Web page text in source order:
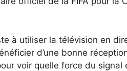
à utiliser la télévision en
d’une bonne
voir quelle force du